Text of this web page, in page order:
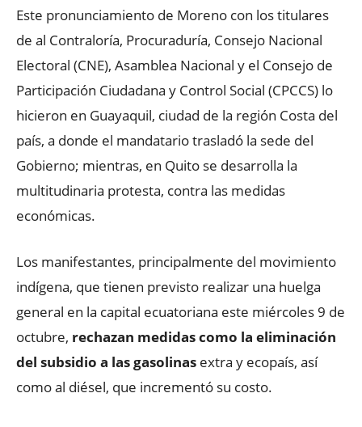
Este pronunciamiento de Moreno con los titulares
de al Contraloría, Procuraduría, Consejo Nacional
Electoral (CNE), Asamblea Nacional y el Consejo de
Participación Ciudadana y Control Social (CPCCS) lo
hicieron en Guayaquil, ciudad de la región Costa del
país, a donde el mandatario trasladó la sede del
Gobierno; mientras, en Quito se desarrolla la
multitudinaria protesta, contra las medidas
económicas.
Los manifestantes, principalmente del movimiento
indígena, que tienen previsto realizar una huelga
general en la capital ecuatoriana este miércoles 9 de
octubre, rechazan medidas como la eliminación
del subsidio a las gasolinas extra y ecopaís, así
como al diésel, que incrementó su costo.